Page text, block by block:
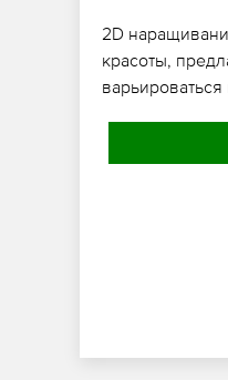
2D
красоты,